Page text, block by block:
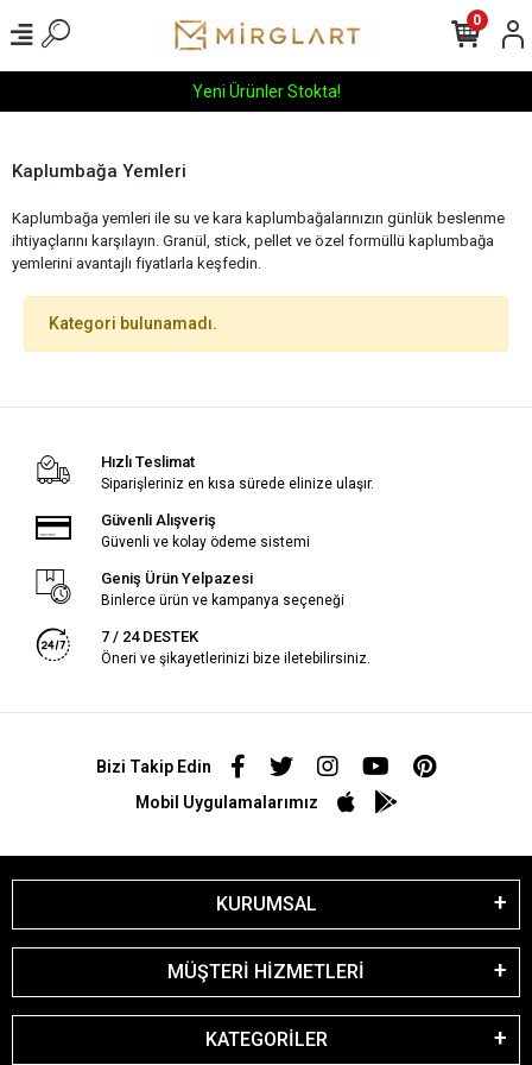
Yeni Ürünler Stokta!
0
Kaplumbağa Yemleri
Kaplumbağa yemleri ile su ve kara kaplumbağalarınızın günlük beslenme
ihtiyaçlarını karşılayın. Granül, stick, pellet ve özel formüllü kaplumbağa
yemlerini avantajlı fiyatlarla keşfedin.
Kategori bulunamadı.
Hızlı Teslimat
Siparişleriniz en kısa sürede elinize ulaşır.
Güvenli Alışveriş
Güvenli ve kolay ödeme sistemi
Geniş Ürün Yelpazesi
Binlerce ürün ve kampanya seçeneği
7 / 24 DESTEK
Öneri ve şikayetlerinizi bize iletebilirsiniz.
Bizi Takip Edin
Mobil Uygulamalarımız
KURUMSAL
MÜŞTERİ HİZMETLERİ
KATEGORİLER